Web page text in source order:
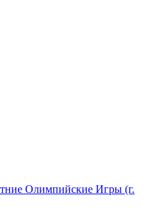
Олимпийские Игры (г.